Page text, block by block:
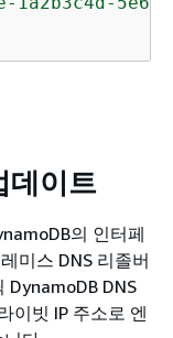
데이트
의 인터페
미스 DNS 리졸버
DynamoDB DNS
이빗 IP 주소로 엔